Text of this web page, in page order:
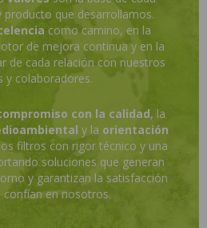
producto que desarrollamos.
como camino, en la
de mejora continua y en la
de cada relación con nuestros
y colaboradores.
con la calidad, la
y la orientación
filtros con rigor técnico y una
soluciones que generan
y garantizan la satisfacción
confían en nosotros.